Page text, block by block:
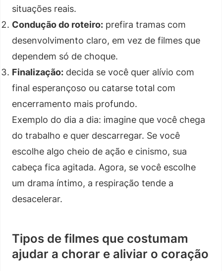
situações reais.
Condução do roteiro: prefira tramas com
desenvolvimento claro, em vez de filmes que
dependem só de choque.
Finalização: decida se você quer alívio com
final esperançoso ou catarse total com
encerramento mais profundo.
Exemplo do dia a dia: imagine que você chega
do trabalho e quer descarregar. Se você
escolhe algo cheio de ação e cinismo, sua
cabeça fica agitada. Agora, se você escolhe
um drama íntimo, a respiração tende a
desacelerar.
Tipos de filmes que costumam
ajudar a chorar e aliviar o coração